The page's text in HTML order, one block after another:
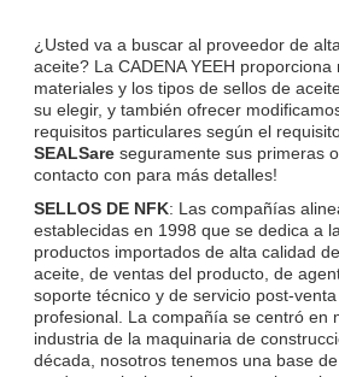
¿Usted va a buscar al proveedor de
aceite? La CADENA YEEH
materiales y los tipos de sellos de
su elegir, y también ofrecer
requisitos particulares según el
SEALSare seguramente sus primeras
contacto con para más detalles!
SELLOS DE NFK: Las compañías
establecidas en 1998 que se dedica a la
productos importados de alta calidad
aceite, de ventas del producto, de
soporte técnico y de servicio post-
profesional. La compañía se centró en
industria de la maquinaria de
década, nosotros tenemos una base